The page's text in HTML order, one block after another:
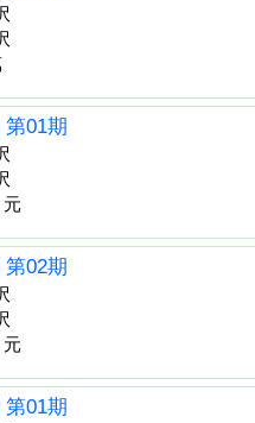
01期
元
02期
元
01期